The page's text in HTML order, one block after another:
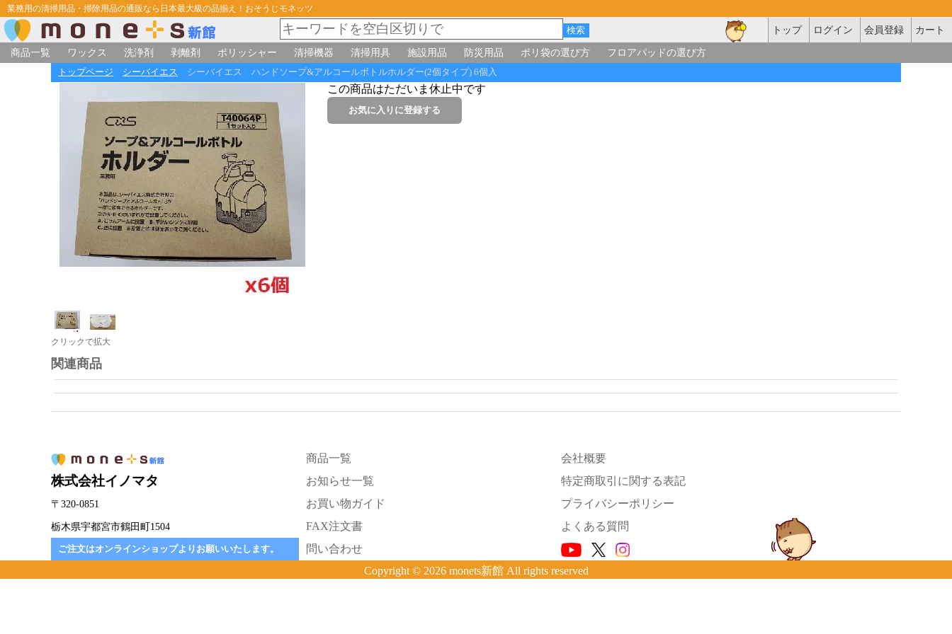
業務用の清掃用品・掃除用品の通販なら日本最大級の品揃え！おそうじモネッツ
トップ ログイン 会員登録
カート
商品一覧
ワックス 洗浄剤 剥離剤 ポリッシャー 清掃機器 清掃用具 施設用品 防災用品 ポリ袋の選び方 フロアパッドの選び方
トップページ シーバイエス シーバイエス ハンドソープ&アルコールボトルホルダー(2個タイプ) 6個入
クリックで拡大
この商品はただいま休止中です
関連商品
株式会社イノマタ
〒320-0851
栃木県宇都宮市鶴田町1504
ご注文はオンラインショップよりお願いいたします。
商品一覧
お知らせ一覧
お買い物ガイド
FAX注文書
問い合わせ
会社概要
特定商取引に関する表記
プライバシーポリシー
よくある質問
Copyright © 2026 monets新館 All rights reserved